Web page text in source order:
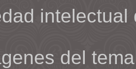
intelectual
del